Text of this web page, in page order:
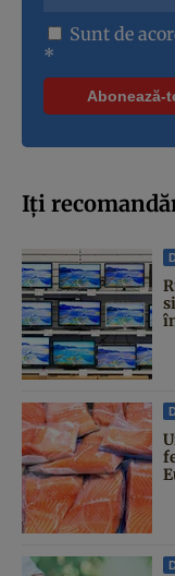
Sunt de
*
Iți